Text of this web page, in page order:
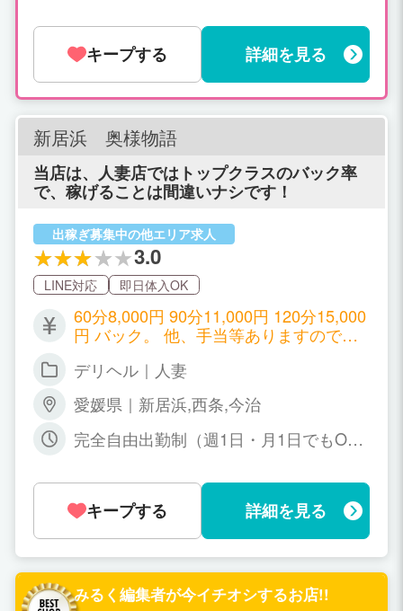
気軽にお問い合わせください。
キープする 詳細を見る
新居浜 奥様物語
当店は、人妻店ではトップクラスのバック率
で、稼げることは間違いナシです！
出稼ぎ募集中の他エリア求人
3.0
LINE対応 即日体入OK
60分8,000円 90分11,000円 120分15,000
円 バック。 他、手当等ありますので、
の部￥15,000 夜の部￥25,000 出勤すれ
ば、受付時間により「保障給制度開
始!!」 例えば・・・ ３時間受付で800
0円保障 ６時間受付で16000円保障
９時間待機以上で25000円保障 取材、顔
の女の子は特に超高待遇をご用意してお
ります。
デリヘル｜人妻
愛媛県｜新居浜,西条,今治
完全自由出勤制（週1日・月1日でもOK
キープする 詳細を見る
みるく編集者が今イチオシするお店!!